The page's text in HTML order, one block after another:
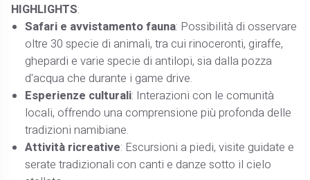
HIGHLIGHTS:
Safari e avvistamento fauna: Possibilità di osservare
oltre 30 specie di animali, tra cui rinoceronti, giraffe,
ghepardi e varie specie di antilopi, sia dalla pozza
d'acqua che durante i game drive.
Esperienze culturali: Interazioni con le comunità
locali, offrendo una comprensione più profonda delle
tradizioni namibiane.
Attività ricreative: Escursioni a piedi, visite guidate e
serate tradizionali con canti e danze sotto il cielo